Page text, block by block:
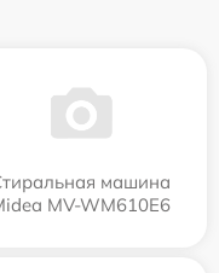
машина
MV-WM610E6